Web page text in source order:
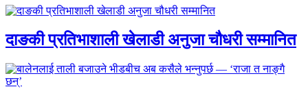
दाङकी प्रतिभाशाली खेलाडी अनुजा चौधरी सम्मानित